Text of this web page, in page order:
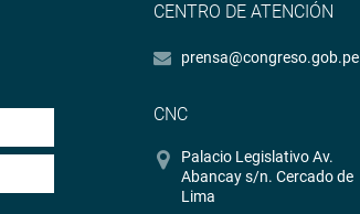
CENTRO DE ATENCIÓN
prensa@congreso.gob.pe
CNC
Palacio Legislativo Av.
Abancay s/n. Cercado de
Lima